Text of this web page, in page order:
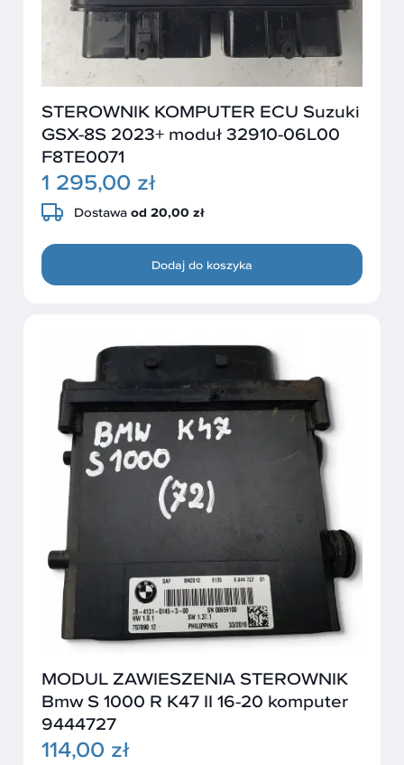
STEROWNIK KOMPUTER ECU Suzuki
GSX-8S 2023+ moduł 32910-06L00
F8TE0071
1 295,00 zł
Dostawa od 20,00 zł
Dodaj do koszyka
MODUL ZAWIESZENIA STEROWNIK
Bmw S 1000 R K47 II 16-20 komputer
9444727
114,00 zł